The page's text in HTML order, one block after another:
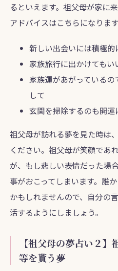
るといえます。祖父母が家に
アドバイスはこちらになります
新しい出会いには積極的
家族旅行に出かけてもい
家族運があがっている
して
玄関を掃除するのも開運
祖父母が訪れる夢を見た時は
ください。祖父母が笑顔であ
が、もし悲しい表情だった場
事がおこってしまいます。誰
かもしれませんので、自分の
活するようにしましょう。
【祖父母の夢占い２】
等を貰う夢